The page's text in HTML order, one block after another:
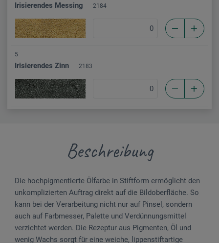
Irisierendes Messing 2184
5
Irisierendes Zinn 2183
Beschreibung
Die hochpigmentierte Ölfarbe in Stiftform ermöglicht den
unkomplizierten Auftrag direkt auf die Bildoberfläche. So
kann bei der Verarbeitung nicht nur auf Pinsel, sondern
auch auf Farbmesser, Palette und Verdünnungsmittel
verzichtet werden. Die Rezeptur aus Pigmenten, Öl und
wenig Wachs sorgt für eine weiche, lippenstiftartige